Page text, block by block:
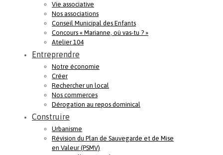
Vie associative
Nos associations
Conseil Municipal des Enfants
Concours « Marianne, où vas-tu ? »
Atelier 104
Entreprendre
Notre économie
Créer
Rechercher un local
Nos commerces
Dérogation au repos dominical
Construire
Urbanisme
Révision du Plan de Sauvegarde et de Mise
en Valeur (PSMV)